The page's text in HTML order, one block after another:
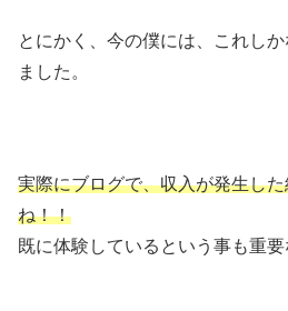
とにかく、今の僕には、これし
ました。
実際にブログで、収入が発生し
ね！！
既に体験しているという事も重要